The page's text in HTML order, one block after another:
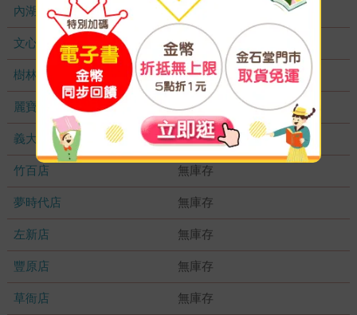
內湖大潤發 無庫存
文心店 無庫存
樹林店 無庫存
麗寶店 無庫存
義大店 無庫存
竹百店 無庫存
夢時代店 無庫存
左新店 無庫存
豐原店 無庫存
草衙店 無庫存